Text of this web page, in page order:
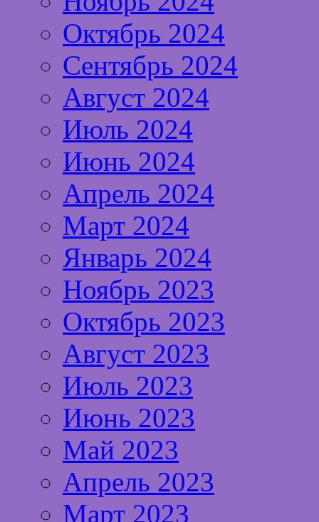
Октябрь 2024
Сентябрь 2024
Август 2024
Июль 2024
Июнь 2024
Апрель 2024
Март 2024
Январь 2024
Ноябрь 2023
Октябрь 2023
Август 2023
Июль 2023
Июнь 2023
Май 2023
Апрель 2023
Март 2023